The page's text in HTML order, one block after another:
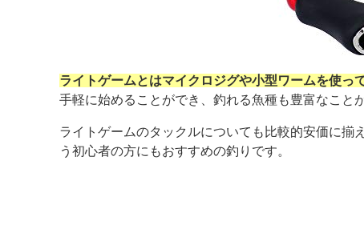
ライトゲームとはマイクロジグや小型ワームを使っ
手軽に始めることができ、釣れる魚種も豊富なこと
ライトゲームのタックルについても比較的安価に揃
う初心者の方にもおすすめの釣りです。